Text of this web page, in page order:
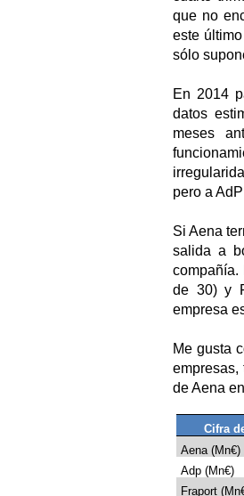
que no
este
sólo
En 2014
datos
meses
pero a
Si Aena
salida a
compañía.
de 30) y
empresa
Me gusta
de Aena
Cifra
Aena (Mn€)
Adp (Mn€)
Fraport